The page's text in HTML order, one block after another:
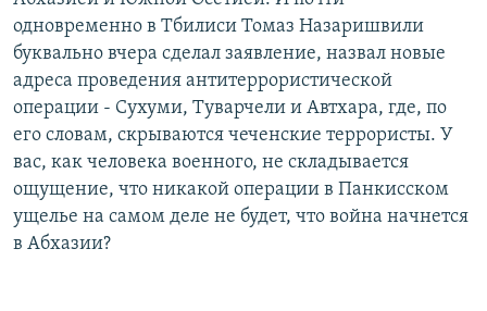
одновременно в Тбилиси Томаз Назаришвили
буквально вчера сделал заявление, назвал новые
адреса проведения антитеррористической
операции - Сухуми, Туварчели и Автхара, где, по
его словам, скрываются чеченские террористы. У
вас, как человека военного, не складывается
ощущение, что никакой операции в Панкисском
ущелье на самом деле не будет, что война начнется
в Абхазии?